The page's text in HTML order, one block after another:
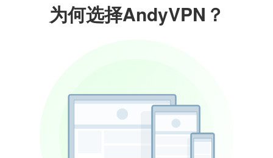
为何选择AndyVPN？